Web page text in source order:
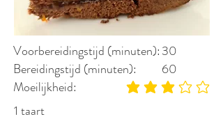
1 taart
gemiddelde waardering
30
60
Voorbereidingstijd (minuten):
Bereidingstijd (minuten):
Moeilijkheid: